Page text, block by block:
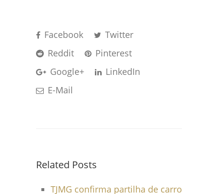
Facebook
Twitter
Reddit
Pinterest
Google+
LinkedIn
E-Mail
Related Posts
TJMG confirma partilha de carro